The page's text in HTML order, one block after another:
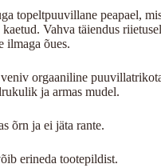
topeltpuuvillane peapael,
Vahva täiendus
ilmaga õues.
orgaaniline
ja armas mudel.
õrn ja ei jäta rante.
erineda tootepildist.